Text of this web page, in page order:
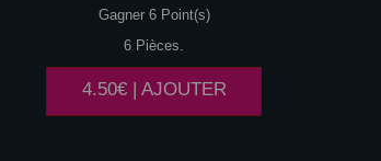
Gagner 6 Point(s)
6 Pièces.
4.50€ | AJOUTER